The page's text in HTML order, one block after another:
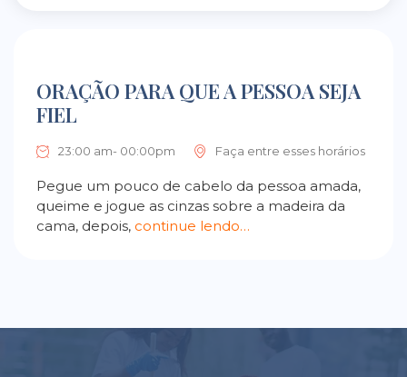
ORAÇÃO PARA QUE A PESSOA SEJA
FIEL
23:00 am- 00:00pm Faça entre esses horários
Pegue um pouco de cabelo da pessoa amada,
queime e jogue as cinzas sobre a madeira da
cama, depois, continue lendo…